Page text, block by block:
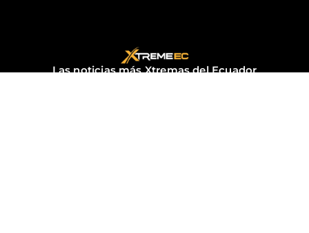
No hay comentarios
Las noticias más Xtremas del Ecuador